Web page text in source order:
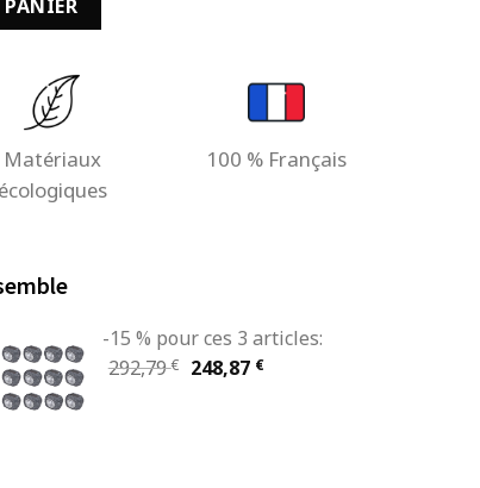
€.
Matériaux
écologiques
100 % Français
-15 % pour ces 3 articles:
292,79€
Le
248,87 €Le